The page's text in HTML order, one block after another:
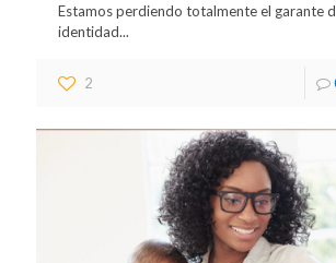
Estamos perdiendo totalmente el garante
identidad...
2